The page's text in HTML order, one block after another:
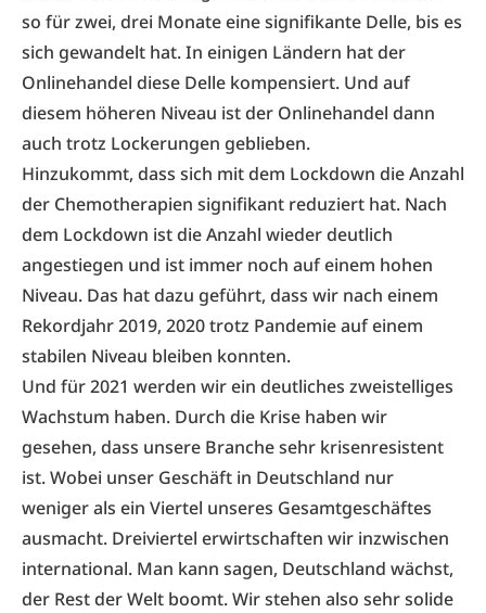
so für zwei, drei Monate eine signifikante Delle, bis es
sich gewandelt hat. In einigen Ländern hat der
Onlinehandel diese Delle kompensiert. Und auf
diesem höheren Niveau ist der Onlinehandel dann
auch trotz Lockerungen geblieben.
Hinzukommt, dass sich mit dem Lockdown die Anzahl
der Chemotherapien signifikant reduziert hat. Nach
dem Lockdown ist die Anzahl wieder deutlich
angestiegen und ist immer noch auf einem hohen
Niveau. Das hat dazu geführt, dass wir nach einem
Rekordjahr 2019, 2020 trotz Pandemie auf einem
stabilen Niveau bleiben konnten.
Und für 2021 werden wir ein deutliches zweistelliges
Wachstum haben. Durch die Krise haben wir
gesehen, dass unsere Branche sehr krisenresistent
ist. Wobei unser Geschäft in Deutschland nur
weniger als ein Viertel unseres Gesamtgeschäftes
ausmacht. Dreiviertel erwirtschaften wir inzwischen
international. Man kann sagen, Deutschland wächst,
der Rest der Welt boomt. Wir stehen also sehr solide